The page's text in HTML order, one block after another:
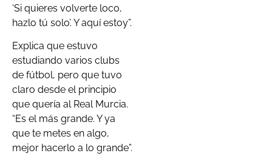
‘Si quieres volverte loco,
hazlo tú solo’. Y aquí estoy”.
Explica que estuvo
estudiando varios clubs
de fútbol, pero que tuvo
claro desde el principio
que quería al Real Murcia.
“Es el más grande. Y ya
que te metes en algo,
mejor hacerlo a lo grande”.